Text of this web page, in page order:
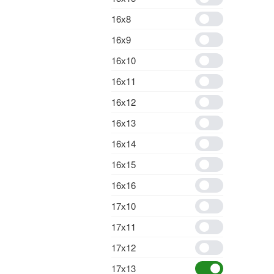
16х8
16х9
16х10
16х11
16х12
16х13
16х14
16х15
16х16
17х10
17х11
17х12
17х13